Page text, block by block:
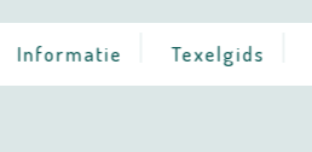
Informatie Texelgids